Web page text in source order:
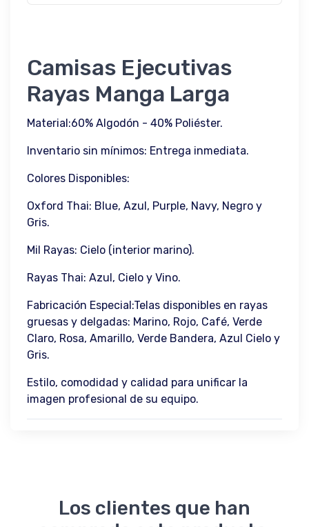
Camisas Ejecutivas
Rayas Manga Larga
Material:60% Algodón - 40% Poliéster.
Inventario sin mínimos: Entrega inmediata.
Colores Disponibles:
Oxford Thai: Blue, Azul, Purple, Navy, Negro y
Gris.
Mil Rayas: Cielo (interior marino).
Rayas Thai: Azul, Cielo y Vino.
Fabricación Especial:Telas disponibles en rayas
gruesas y delgadas: Marino, Rojo, Café, Verde
Claro, Rosa, Amarillo, Verde Bandera, Azul Cielo y
Gris.
Estilo, comodidad y calidad para unificar la
imagen profesional de su equipo.
Los clientes que han